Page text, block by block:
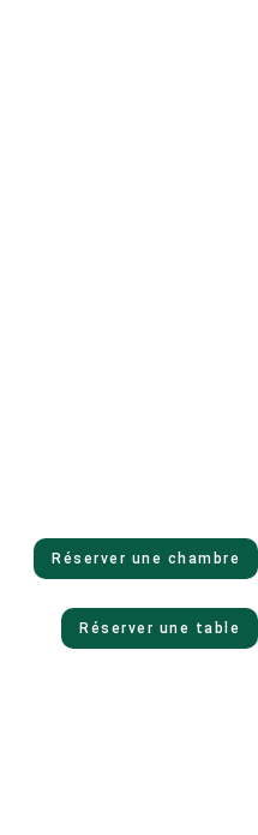
Réserver une chambre
Réserver une table